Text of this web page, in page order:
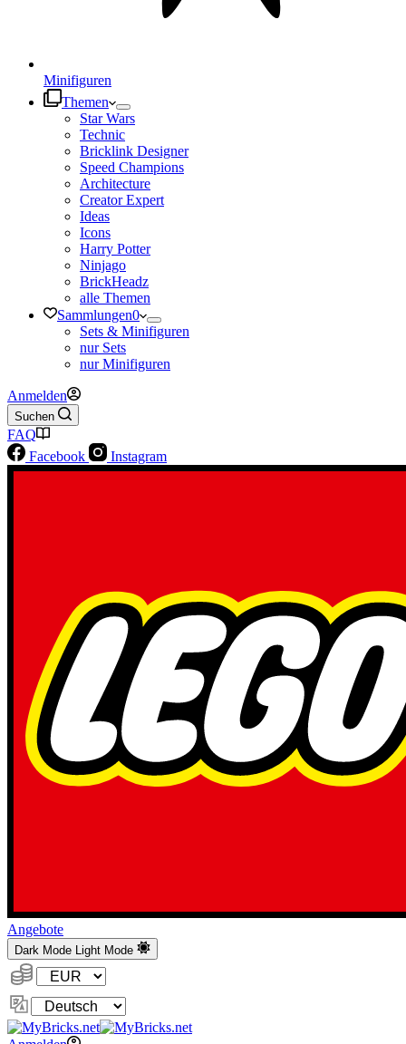
Minifiguren
Themen
Star Wars
Technic
Bricklink Designer
Speed Champions
Architecture
Creator Expert
Ideas
Icons
Harry Potter
Ninjago
BrickHeadz
alle Themen
Sammlungen0
Sets & Minifiguren
nur Sets
nur Minifiguren
Anmelden
Suchen
FAQ
Facebook
Instagram
Angebote
Dark Mode Light Mode
Währung:
Sprache
ändern